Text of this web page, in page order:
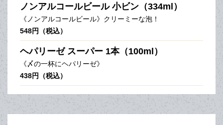
ノンアルコールビール 小ビン（334ml）
《ノンアルコールビール》クリーミーな泡！
548円（税込）
ヘパリーゼ スーパー 1本（100ml）
《〆の一杯にヘパリーゼ》
438円（税込）